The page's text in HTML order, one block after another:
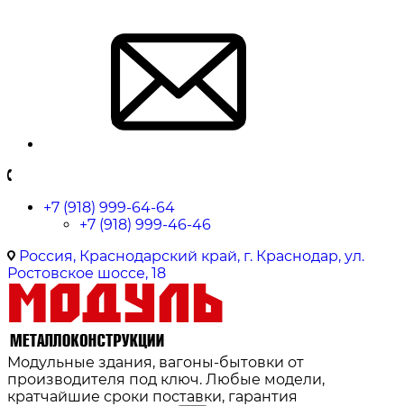
+7 (918) 999-64-64
+7 (918) 999-46-46
Россия, Краснодарский край, г. Краснодар, ул.
Ростовское шоссе, 18
Модульные здания, вагоны-бытовки от
производителя под ключ. Любые модели,
кратчайшие сроки поставки, гарантия